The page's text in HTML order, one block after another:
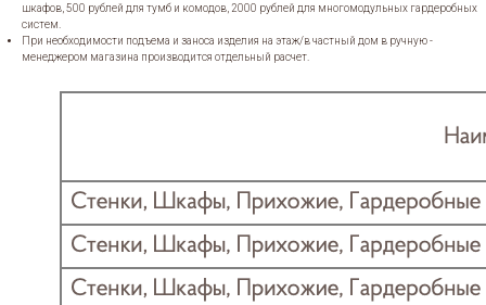
шкафов, 500 рублей для тумб и комодов, 2000 рублей для многомодульных гардеробных
систем.
При необходимости подъема и заноса изделия на этаж/в частный дом в ручную -
менеджером магазина производится отдельный расчет.